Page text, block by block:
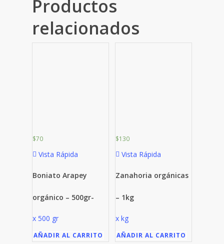
Productos
relacionados
$70
Vista Rápida
Boniato Arapey
orgánico – 500gr-
x 500 gr
AÑADIR AL CARRITO
$130
Vista Rápida
Zanahoria orgánicas
– 1kg
x kg
AÑADIR AL CARRITO